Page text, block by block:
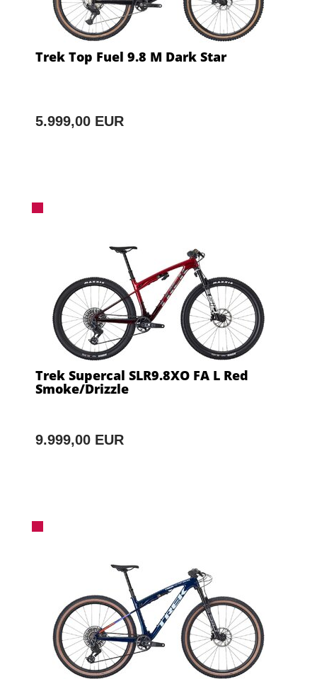
Trek Top Fuel 9.8 M Dark Star
5.999,00 EUR
Trek Supercal SLR9.8XO FA L Red
Smoke/Drizzle
9.999,00 EUR